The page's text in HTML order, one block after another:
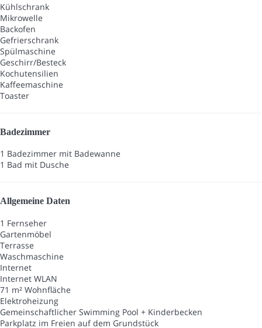
Kühlschrank
Mikrowelle
Backofen
Gefrierschrank
Spülmaschine
Geschirr/Besteck
Kochutensilien
Kaffeemaschine
Toaster
Badezimmer
1 Badezimmer mit Badewanne
1 Bad mit Dusche
Allgemeine Daten
1 Fernseher
Gartenmöbel
Terrasse
Waschmaschine
Internet
Internet WLAN
71 m² Wohnfläche
Elektroheizung
Gemeinschaftlicher Swimming Pool + Kinderbecken
Parkplatz im Freien auf dem Grundstück